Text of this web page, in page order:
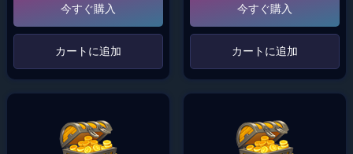
今すぐ購入
‌カートに追加‌
今すぐ購入
‌カートに追加‌